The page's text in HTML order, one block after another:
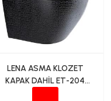
LENA ASMA KLOZET
KAPAK DAHİL ET-204